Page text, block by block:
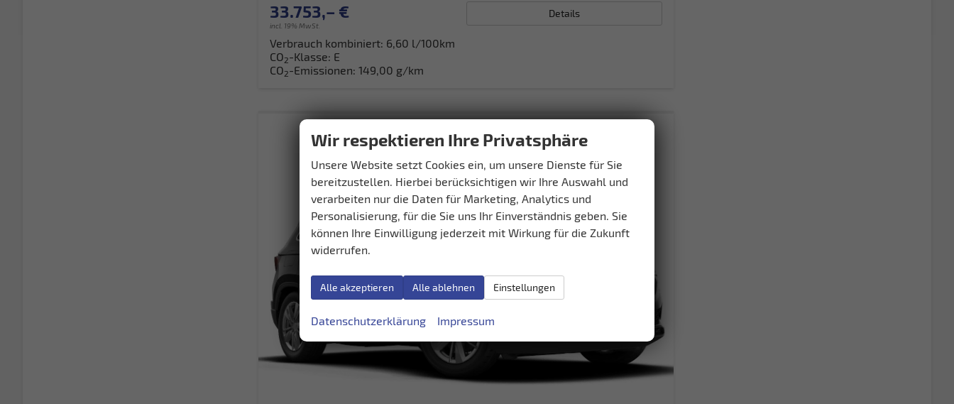
33.753,– €
incl. 19% MwSt.
Details
Verbrauch kombiniert: 6,60 l/100km
CO2-Klasse: E
CO2-Emissionen: 149,00 g/km
Wir respektieren Ihre Privatsphäre
Unsere Website setzt Cookies ein, um unsere Dienste für Sie
bereitzustellen. Hierbei berücksichtigen wir Ihre Auswahl und
verarbeiten nur die Daten für Marketing, Analytics und
Personalisierung, für die Sie uns Ihr Einverständnis geben. Sie
können Ihre Einwilligung jederzeit mit Wirkung für die Zukunft
widerrufen.
Alle akzeptieren Alle ablehnen Einstellungen
Datenschutzerklärung Impressum